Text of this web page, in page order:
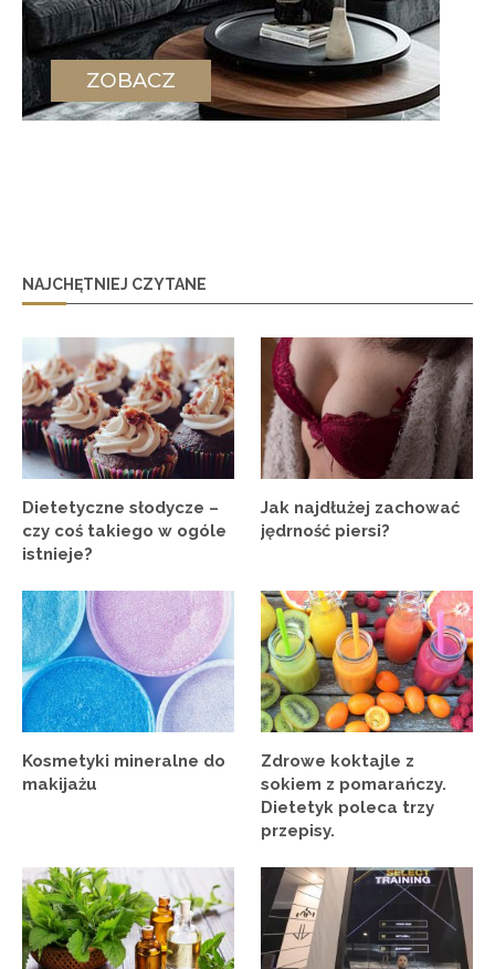
NAJCHĘTNIEJ CZYTANE
Dietetyczne słodycze –
czy coś takiego w ogóle
istnieje?
Jak najdłużej zachować
jędrność piersi?
Kosmetyki mineralne do
makijażu
Zdrowe koktajle z
sokiem z pomarańczy.
Dietetyk poleca trzy
przepisy.